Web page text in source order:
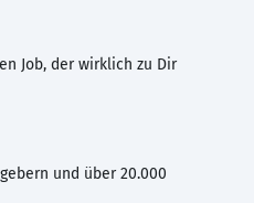
Job, der wirklich zu Dir
und über 20.000